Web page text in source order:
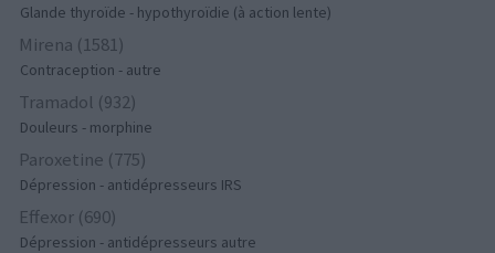
Glande thyroïde - hypothyroïdie (à action lente)
Mirena (1581)
Contraception - autre
Tramadol (932)
Douleurs - morphine
Paroxetine (775)
Dépression - antidépresseurs IRS
Effexor (690)
Dépression - antidépresseurs autre